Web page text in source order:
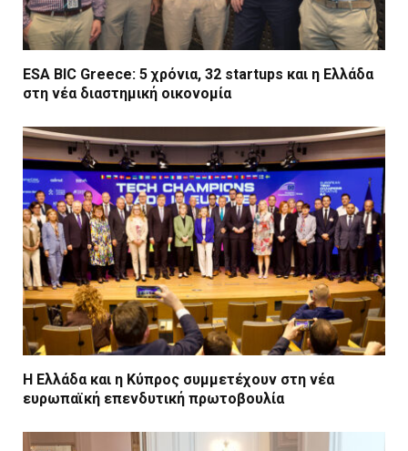
ESA BIC Greece: 5 χρόνια, 32 startups και η Ελλάδα
στη νέα διαστημική οικονομία
Η Ελλάδα και η Κύπρος συμμετέχουν στη νέα
ευρωπαϊκή επενδυτική πρωτοβουλία